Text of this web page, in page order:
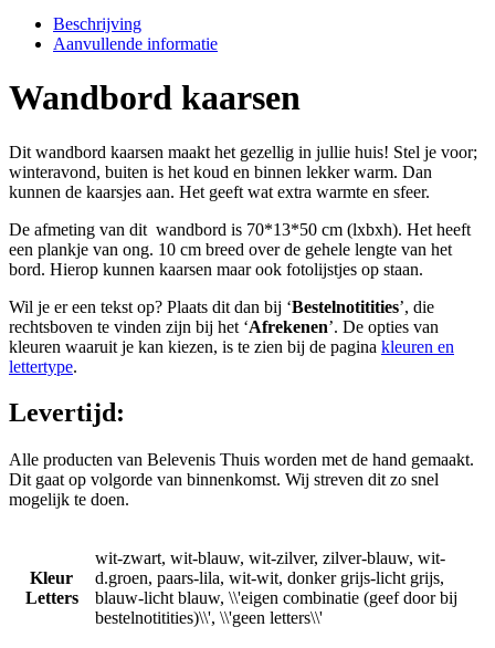
Beschrijving
Aanvullende informatie
Wandbord kaarsen
Dit wandbord kaarsen maakt het gezellig in jullie huis! Stel je voor;
winteravond, buiten is het koud en binnen lekker warm. Dan
kunnen de kaarsjes aan. Het geeft wat extra warmte en sfeer.
De afmeting van dit wandbord is 70*13*50 cm (lxbxh). Het heeft
een plankje van ong. 10 cm breed over de gehele lengte van het
bord. Hierop kunnen kaarsen maar ook fotolijstjes op staan.
Wil je er een tekst op? Plaats dit dan bij ‘Bestelnotitities’, die
rechtsboven te vinden zijn bij het ‘Afrekenen’. De opties van
kleuren waaruit je kan kiezen, is te zien bij de pagina kleuren en
lettertype.
Levertijd:
Alle producten van Belevenis Thuis worden met de hand gemaakt.
Dit gaat op volgorde van binnenkomst. Wij streven dit zo snel
mogelijk te doen.
Kleur
Letters
wit-zwart, wit-blauw, wit-zilver, zilver-blauw, wit-
d.groen, paars-lila, wit-wit, donker grijs-licht grijs,
blauw-licht blauw, \\'eigen combinatie (geef door bij
bestelnotitities)\\', \\'geen letters\\'